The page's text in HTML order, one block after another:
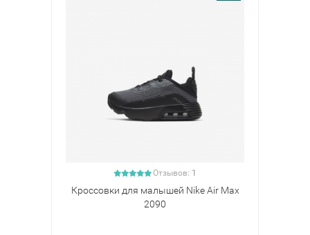
Отзывов: 1
Кроссовки для малышей Nike Air Max
2090